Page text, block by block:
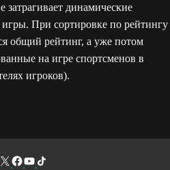
затрагивает динамические
При сортировке по рейтингу
общий рейтинг, а уже потом
на игре спортсменов в
игроков).